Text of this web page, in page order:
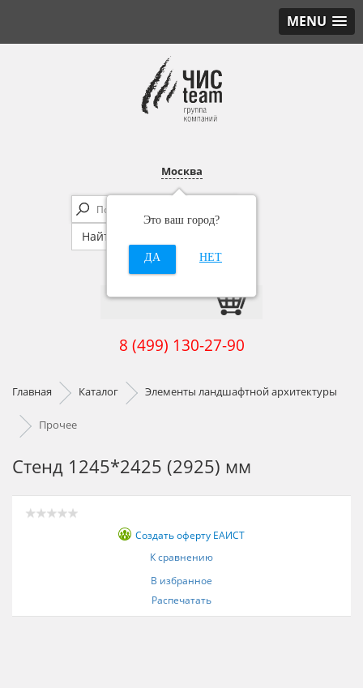
MENU
Москва
Это ваш город?
ДА НЕТ
8 (499) 130-27-90
Главная Каталог Элементы ландшафтной архитектуры
Прочее
Стенд 1245*2425 (2925) мм
Создать оферту ЕАИСТ
К сравнению
В избранное
Распечатать